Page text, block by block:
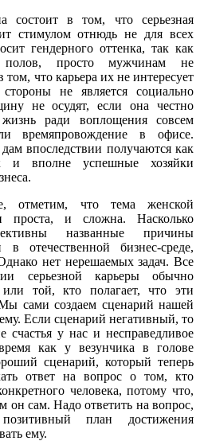
состоит в том, что серьезная
стимулом отнюдь не для всех
гендерного оттенка, так как
полов, просто мужчинам не
том, что карьера их не интересует
не является социально
не осудят, если она честно
ради воплощения совсем
времяпровождение в офисе.
впоследствии получаются как
и вполне успешные хозяйки
отметим, что тема женской
проста, и сложна. Насколько
названные причины
отечественной бизнес-среде,
нет нерешаемых задач. Все
серьезной карьеры обычно
той, кто полагает, что эти
сами создаем сценарий нашей
Если сценарий негативный, то
счастья у нас и несправедливое
как у везунчика в голове
сценарий, который теперь
ответ на вопрос о том, кто
человека, потому что,
он сам. Надо ответить на вопрос,
план достижения
ему.